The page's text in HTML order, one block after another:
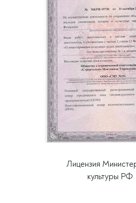
Лицензия
культуры РФ